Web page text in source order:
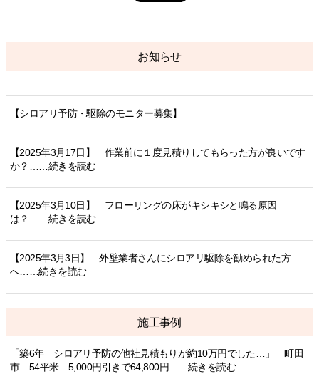
お知らせ
【シロアリ予防・駆除のモニター募集】
【2025年3月17日】 作業前に１度見積りしてもらった方が良いです
か？……続きを読む
【2025年3月10日】 フローリングの床がキシキシと鳴る原因
は？……続きを読む
【2025年3月3日】 外壁業者さんにシロアリ駆除を勧められた方
へ……続きを読む
施工事例
「築6年 シロアリ予防の他社見積もりが約10万円でした…」 町田
市 54平米 5,000円引きで64,800円……続きを読む